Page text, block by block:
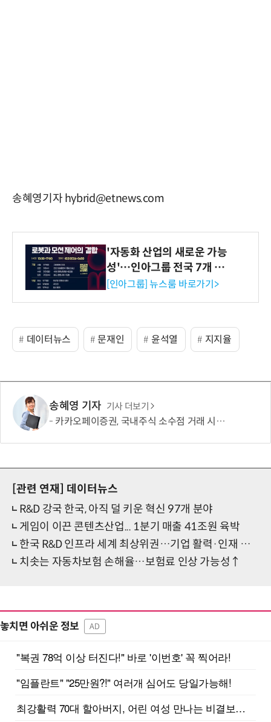
송혜영기자 hybrid@etnews.com
'자동화 산업의 새로운 가능
성'…인아그룹 전국 7개 도
시 세미나 페어 개최
[인아그룹] 뉴스룸 바로가기>
데이터뉴스 문재인 윤석열 지지율
송혜영 기자 기사 더보기
카카오페이증권, 국내주식 소수점 거래 시작…1000원부터 투자
[관련 연재]
데이터뉴스
R&D 강국 한국, 아직 덜 키운 혁신 97개 분야
게임이 이끈 콘텐츠산업... 1분기 매출 41조원 육박
한국 R&D 인프라 세계 최상위권…기업 활력·인재 유치는 과제
치솟는 자동차보험 손해율…보험료 인상 가능성↑
놓치면 아쉬운 정보 AD